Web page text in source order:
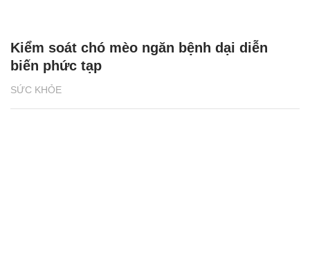
SỨC KHỎE
Kiểm soát chó mèo ngăn bệnh dại diễn
biến phức tạp